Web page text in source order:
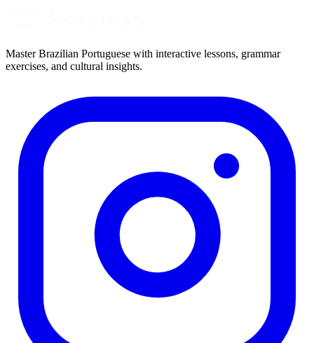
Master Brazilian Portuguese with interactive lessons, grammar
exercises, and cultural insights.